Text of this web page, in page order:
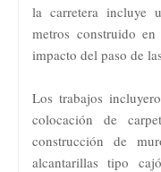
la carretera incluye
metros construido
impacto del paso de
Los trabajos
colocación de
construcción de
alcantarillas tipo